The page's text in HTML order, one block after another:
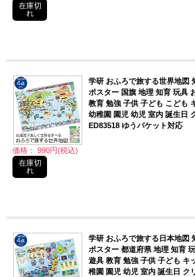
在庫切
れ
学研 おふろで旅する世界地図
ポスター 国旗 地理 知育 玩具
教育 勉強 子供 子ども こども
幼稚園 園児 幼児 室内 誕生日
ED83518 ゆうパケット対応
価格： 990円(税込)
在庫切
れ
学研 おふろで旅する日本地図
ポスター 都道府県 地理 知育
遊具 教育 勉強 子供 子ども キ
稚園 園児 幼児 室内 誕生日 ク